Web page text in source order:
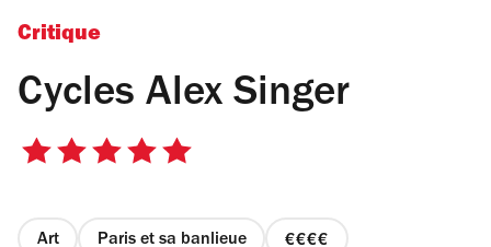
Critique
Cycles Alex Singer
5
étoiles
Art Paris et sa banlieue